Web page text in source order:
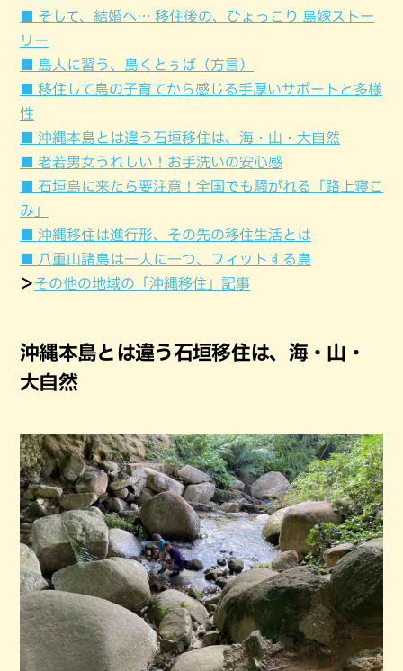
■ そして、結婚へ… 移住後の、ひょっこり 島嫁ストー
リー
■ 島人に習う、島くとぅば（方言）
■ 移住して島の子育てから感じる手厚いサポートと多様
性
■ 沖縄本島とは違う石垣移住は、海・山・大自然
■ 老若男女うれしい！お手洗いの安心感
■ 石垣島に来たら要注意！全国でも騒がれる「路上寝こ
み」
■ 沖縄移住は進行形、その先の移住生活とは
■ 八重山諸島は一人に一つ、フィットする島
＞その他の地域の「沖縄移住」記事
沖縄本島とは違う石垣移住は、海・山・
大自然